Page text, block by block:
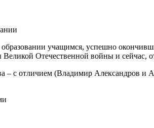
учащимся, успешно
Отечественной войны и сейчас,
– с отличием (Владимир Александров